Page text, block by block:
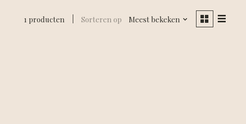
1 producten Sorteren op Meest bekeken